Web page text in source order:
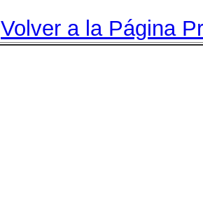
Volver a la Página